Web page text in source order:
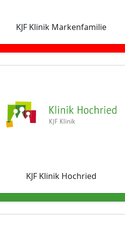
KJF Klinik Markenfamilie
KJF Klinik Hochried